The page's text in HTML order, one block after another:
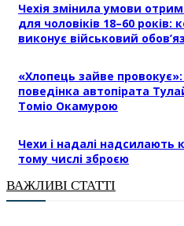
Чехія змінила умови
для чоловіків 18–60
виконує військовий
«Хлопець зайве провокує»:
поведінка автопірата
Томіо Окамурою
Чехи і надалі надсилають
тому числі зброєю
ВАЖЛИВІ СТАТТІ